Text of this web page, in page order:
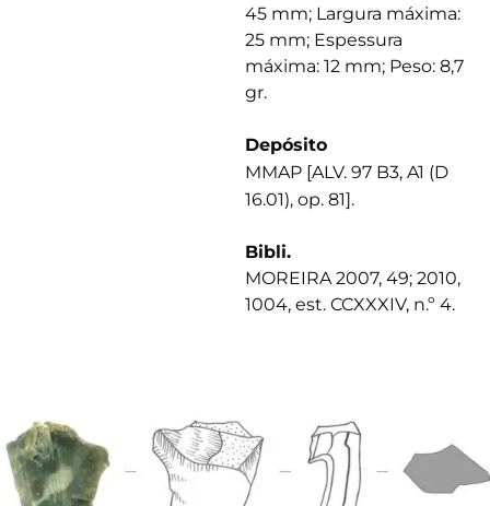
45 mm; Largura máxima:
25 mm; Espessura
máxima: 12 mm; Peso: 8,7
gr.
Depósito
MMAP [ALV. 97 B3, A1 (D
16.01), op. 81].
Bibli.
MOREIRA 2007, 49; 2010,
1004, est. CCXXXIV, n.º 4.